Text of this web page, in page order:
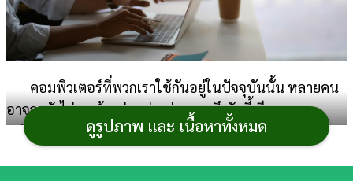
คอมพิวเตอร์ที่พวกเราใช้กันอยู่ในปัจจุบันนั้น หลายคน
อาจจะยังไม่เคยรู้มาก่อนว่ากว่าจะมาถึงวันนี้ มีความ
เปลี่ยนแปลงในแต่ละยุคอย่างไรบ้าง และคอมพิวเตอร์เครื่อง
แรกของโลกชื่ออะไร มีหน้าตาแบบไหน รวมถึงคอมพิวเตอร์
ดูรูปภาพ และ เนื้อหาทั้งหมด
ศึกษา
บันเทิง
ดู
หนัง